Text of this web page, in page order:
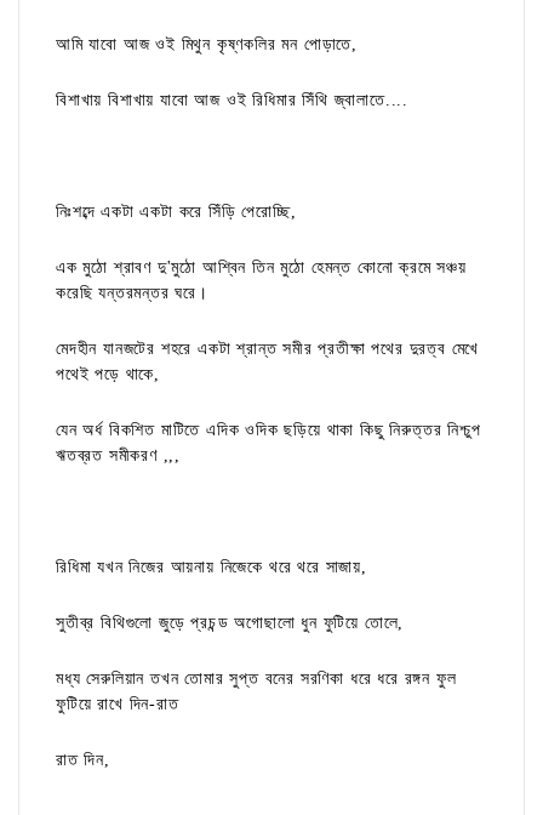
আমি যাবো আজ ওই মিথুন কৃষ্ণকলির মন পোড়াতে,
বিশাখায় বিশাখায় যাবো আজ ওই রিধিমার সিঁথি জ্বালাতে....
নিঃশব্দে একটা একটা করে সিঁড়ি পেরোচ্ছি,
এক মুঠো শ্রাবণ দু'মুঠো আশ্বিন তিন মুঠো হেমন্ত কোনো ক্রমে সঞ্চয়
করেছি যন্তরমন্তর ঘরে।
মেদহীন যানজটের শহরে একটা শ্রান্ত সমীর প্রতীক্ষা পথের দুরত্ব মেখে
পথেই পড়ে থাকে,
যেন অর্ধ বিকশিত মাটিতে এদিক ওদিক ছড়িয়ে থাকা কিছু নিরুত্তর নিশ্চুপ
ঋতব্রত সমীকরণ ,,,
রিধিমা যখন নিজের আয়নায় নিজেকে থরে থরে সাজায়,
সুতীব্র বিথিগুলো জুড়ে প্রচন্ড অগোছালো ধুন ফুটিয়ে তোলে,
মধ্য সেরুলিয়ান তখন তোমার সুপ্ত বনের সরণিকা ধরে ধরে রঙ্গন ফুল
ফুটিয়ে রাখে দিন-রাত
রাত দিন,